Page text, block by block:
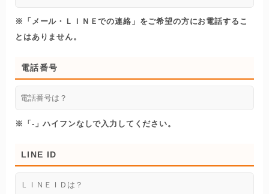
※「メール・ＬＩＮＥでの連絡」をご希望の方にお電話するこ
とはありません。
電話番号
※「-」ハイフンなしで入力してください。
LINE ID